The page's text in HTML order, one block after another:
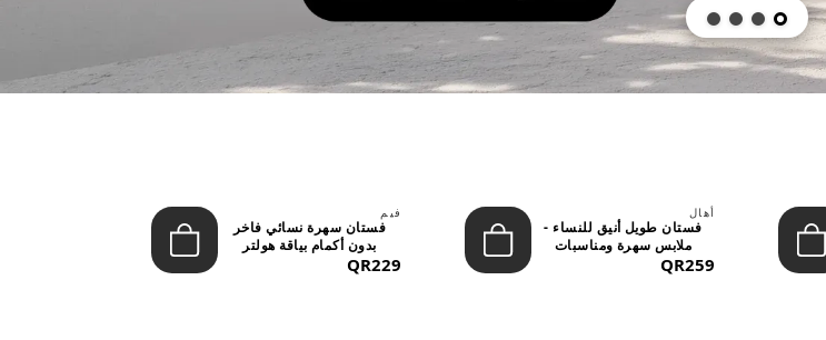
أهال
فستان طويل أنيق للنساء -
ملابس سهرة ومناسبات
QR259
فيم
فستان سهرة نسائي فاخر
بدون أكمام بياقة هولتر
QR229